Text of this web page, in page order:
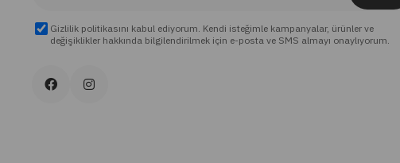
Gizlilik politikasını kabul ediyorum. Kendi isteğimle kampanyalar, ürünler ve
değişiklikler hakkında bilgilendirilmek için e-posta ve SMS almayı onaylıyorum.